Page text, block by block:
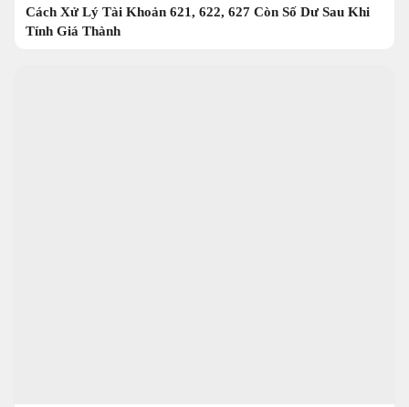
Cách Xử Lý Tài Khoản 621, 622, 627 Còn Số Dư Sau Khi
Tính Giá Thành